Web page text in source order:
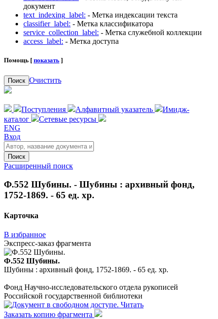
документ
text_indexing_label: - Метка индексации текста
classifier_label: - Метка классификатора
service_collection_label: - Метка служебной коллекции
access_label: - Метка доступа
Помощь [ показать ]
Поиск Очистить
Поступления Алфавитный указатель
Имидж-
каталог
Сетевые ресурсы
ENG
Вход
Поиск
Расширенный поиск
Ф.552 Шубины. - Шубины : архивный фонд,
1752-1869. - 65 ед. хр.
Карточка
В избранное
Экспресс-заказ фрагмента
Ф.552 Шубины.
Шубины : архивный фонд, 1752-1869. - 65 ед. хр.
Фонд Научно-исследовательского отдела рукописей
Российской государственной библиотеки
Читать
Заказать копию фрагмента